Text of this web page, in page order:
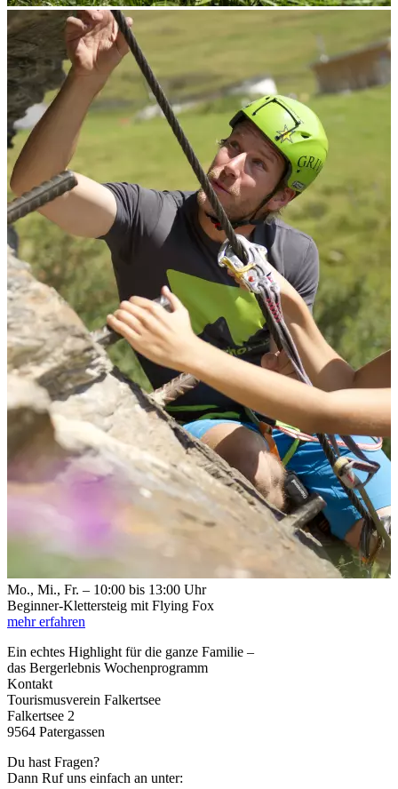
Mo., Mi., Fr. – 10:00 bis 13:00 Uhr
Beginner-Klettersteig mit Flying Fox
mehr erfahren
Ein echtes Highlight für die ganze Familie –
das Bergerlebnis Wochenprogramm
Kontakt
Tourismusverein Falkertsee
Falkertsee 2
9564 Patergassen
Du hast Fragen?
Dann Ruf uns einfach an unter: